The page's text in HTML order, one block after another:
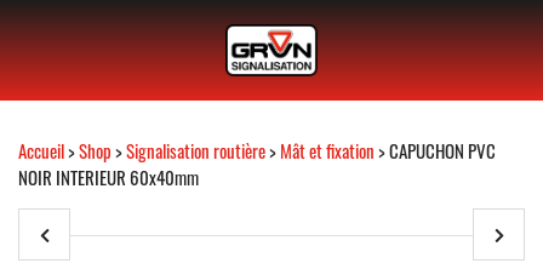
Accueil>Shop>Signalisation routière>Mât et fixation> CAPUCHON PVC
NOIR INTERIEUR 60x40mm